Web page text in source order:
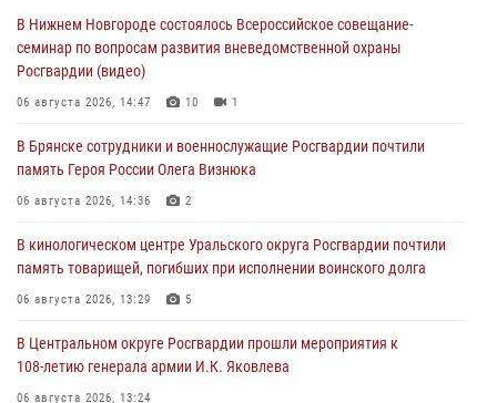
В Нижнем Новгороде состоялось Всероссийское совещание-
семинар по вопросам развития вневедомственной охраны
Росгвардии (видео)
06 августа 2026, 14:47 10 1
В Брянске сотрудники и военнослужащие Росгвардии почтили
память Героя России Олега Визнюка
06 августа 2026, 14:36 2
В кинологическом центре Уральского округа Росгвардии почтили
память товарищей, погибших при исполнении воинского долга
06 августа 2026, 13:29 5
В Центральном округе Росгвардии прошли мероприятия к
108‑летию генерала армии И.К. Яковлева
06 августа 2026, 13:24